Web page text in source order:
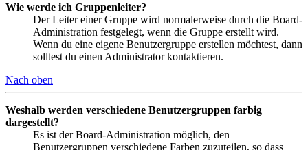
Wie werde ich Gruppenleiter?
Der Leiter einer Gruppe wird normalerweise durch die Board-
Administration festgelegt, wenn die Gruppe erstellt wird.
Wenn du eine eigene Benutzergruppe erstellen möchtest, dann
solltest du einen Administrator kontaktieren.
Nach oben
Weshalb werden verschiedene Benutzergruppen farbig
dargestellt?
Es ist der Board-Administration möglich, den
Benutzergruppen verschiedene Farben zuzuteilen, so dass